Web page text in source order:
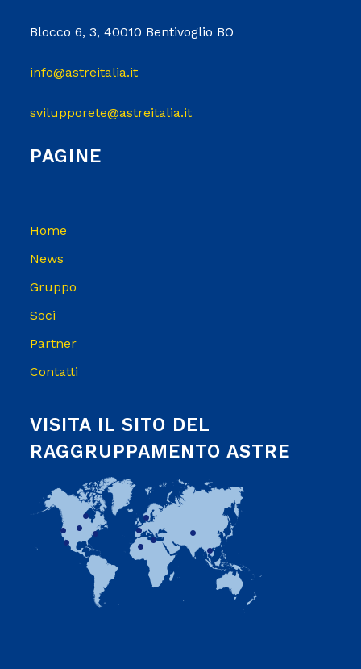
Blocco 6, 3, 40010 Bentivoglio BO
info@astreitalia.it
svilupporete@astreitalia.it
PAGINE
Home
News
Gruppo
Soci
Partner
Contatti
VISITA IL SITO DEL
RAGGRUPPAMENTO ASTRE